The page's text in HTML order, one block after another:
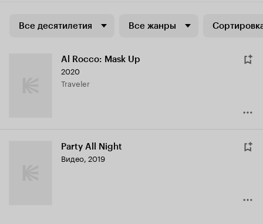
Все десятилетия Все жанры
Al Rocco: Mask Up
2020
Traveler
Party All Night
Видео, 2019